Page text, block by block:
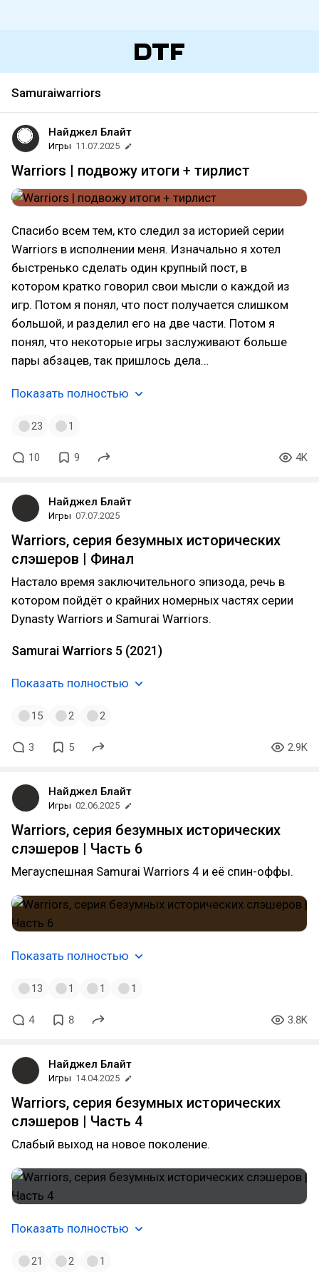
Samuraiwarriors
Найджел Блайт
Игры 11.07.2025
Warriors | подвожу итоги + тирлист
Спасибо всем тем, кто следил за историей серии
Warriors в исполнении меня. Изначально я хотел
быстренько сделать один крупный пост, в
котором кратко говорил свои мысли о каждой из
игр. Потом я понял, что пост получается слишком
большой, и разделил его на две части. Потом я
понял, что некоторые игры заслуживают больше
пары абзацев, так пришлось дела…
Показать полностью
23 1
10 9 4K
Найджел Блайт
Игры 07.07.2025
Warriors, серия безумных исторических
слэшеров | Финал
Настало время заключительного эпизода, речь в
котором пойдёт о крайних номерных частях серии
Dynasty Warriors и Samurai Warriors.
Samurai Warriors 5 (2021)
Показать полностью
15 2 2
3 5 2.9K
Найджел Блайт
Игры 02.06.2025
Warriors, серия безумных исторических
слэшеров | Часть 6
Мегауспешная Samurai Warriors 4 и её спин-оффы.
Показать полностью
13 1 1 1
4 8 3.8K
Найджел Блайт
Игры 14.04.2025
Warriors, серия безумных исторических
слэшеров | Часть 4
Слабый выход на новое поколение.
Показать полностью
21 2 1